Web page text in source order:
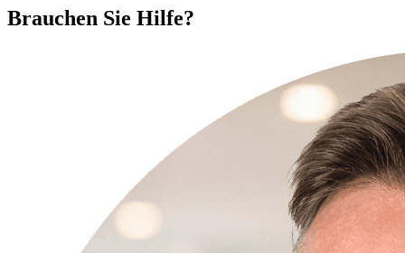
Brauchen Sie Hilfe?